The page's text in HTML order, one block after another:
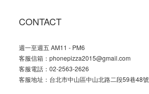
CONTACT
週一至週五 AM11 - PM6
客服信箱：phonepizza2015@gmail.com
客服電話：02-2563-2626
客服地址：台北市中山區中山北路二段59巷48號